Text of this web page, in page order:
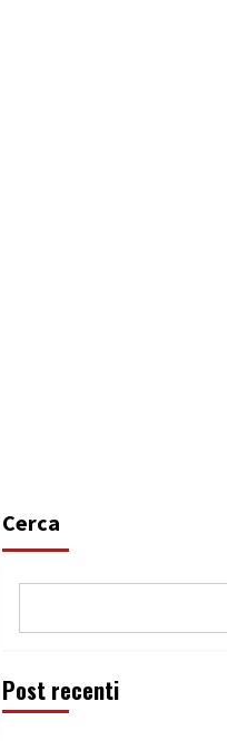
Cerca
Post recenti